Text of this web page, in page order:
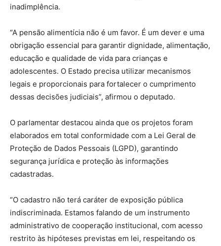
inadimplência.
“A pensão alimentícia não é um favor. É um dever e uma
obrigação essencial para garantir dignidade, alimentação,
educação e qualidade de vida para crianças e
adolescentes. O Estado precisa utilizar mecanismos
legais e proporcionais para fortalecer o cumprimento
dessas decisões judiciais”, afirmou o deputado.
O parlamentar destacou ainda que os projetos foram
elaborados em total conformidade com a Lei Geral de
Proteção de Dados Pessoais (LGPD), garantindo
segurança jurídica e proteção às informações
cadastradas.
“O cadastro não terá caráter de exposição pública
indiscriminada. Estamos falando de um instrumento
administrativo de cooperação institucional, com acesso
restrito às hipóteses previstas em lei, respeitando os